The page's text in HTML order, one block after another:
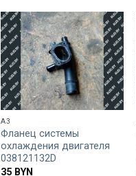
A3
Фланец системы
охлаждения двигателя
038121132D
35 BYN